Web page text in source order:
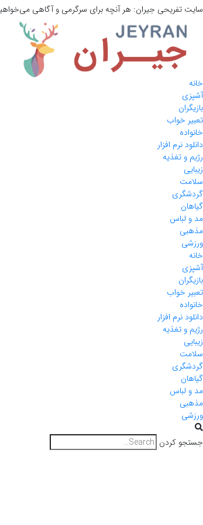
سایت تفریحی جیران: هر آنچه برای سرگرمی و آگاهی
خانه
آشپزی
بازیگران
تعبیر خواب
خانواده
دانلود نرم افزار
رژیم و تغذیه
زیبایی
سلامت
گردشگری
گیاهان
مد و لباس
مذهبی
ورزشی
خانه
آشپزی
بازیگران
تعبیر خواب
خانواده
دانلود نرم افزار
رژیم و تغذیه
زیبایی
سلامت
گردشگری
گیاهان
مد و لباس
مذهبی
ورزشی
جستجو کردن